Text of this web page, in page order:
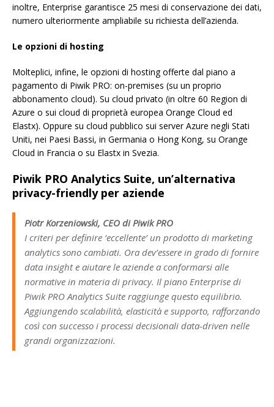
inoltre, Enterprise garantisce 25 mesi di conservazione dei dati,
numero ulteriormente ampliabile su richiesta dell’azienda.
Le opzioni di hosting
Molteplici, infine, le opzioni di hosting offerte dal piano a
pagamento di Piwik PRO: on-premises (su un proprio
abbonamento cloud). Su cloud privato (in oltre 60 Region di
Azure o sui cloud di proprietà europea Orange Cloud ed
Elastx). Oppure su cloud pubblico sui server Azure negli Stati
Uniti, nei Paesi Bassi, in Germania o Hong Kong, su Orange
Cloud in Francia o su Elastx in Svezia.
Piwik PRO Analytics Suite, un’alternativa
privacy-friendly per aziende
Piotr Korzeniowski, CEO di Piwik PRO
I criteri per definire ‘eccellente’ un prodotto di marketing
analytics sono cambiati. Ora dev’essere in grado di fornire
data insight e aiutare le aziende a conformarsi alle
normative in materia di privacy. Il piano Enterprise di
Piwik PRO Analytics Suite raggiunge questo equilibrio.
Aggiungendo scalabilità, elasticità e supporto, rafforzando
così con successo i processi decisionali data-driven nelle
grandi organizzazioni.